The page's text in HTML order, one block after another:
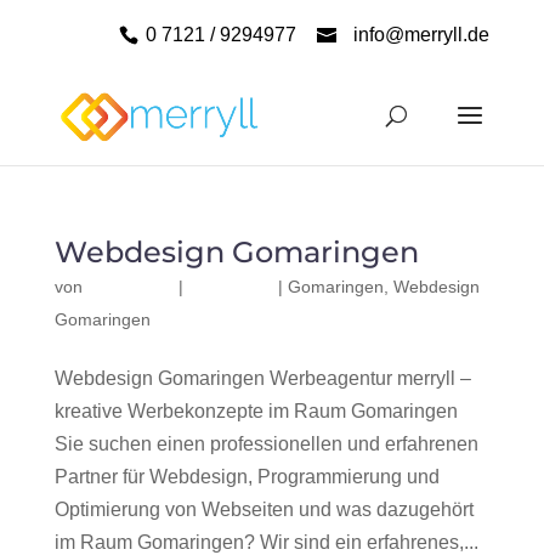
0 7121 / 9294977 info@merryll.de
Webdesign Gomaringen
von | | Gomaringen Webdesign
Gomaringen
Webdesign Gomaringen Werbeagentur merryll –
kreative Werbekonzepte im Raum Gomaringen
Sie suchen einen professionellen und erfahrenen
Partner für Webdesign, Programmierung und
Optimierung von Webseiten und was dazugehört
im Raum Gomaringen? Wir sind ein erfahrenes,...